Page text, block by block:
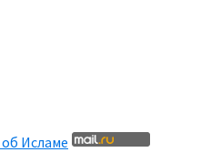
Исламе